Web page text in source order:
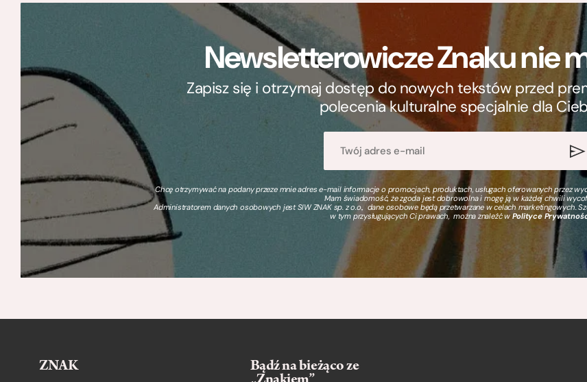
Newsletterowicze Znaku nie
Zapisz się i otrzymaj dostęp do nowych tekstów przed
polecenia kulturalne specjalnie dla
Chcę otrzymywać na podany przeze mnie adres e-mail informacje o promocjach, produktach, usługach oferowanych przez
Mam świadomość, że zgoda jest dobrowolna i mogę ją w każdej chwili
Administratorem danych osobowych jest SIW ZNAK sp. z o.o., dane osobowe będą przetwarzane w celach marketingowych.
w tym przysługujących Ci prawach, można znaleźć wPolityce
ZNAK
Bądź na bieżąco ze